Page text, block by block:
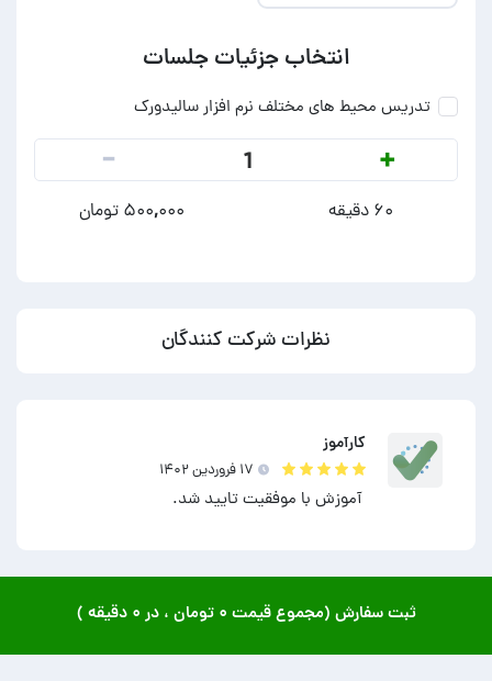
انتخاب جزئیات جلسات
تدریس محیط های مختلف نرم افزار سالیدورک
+
1
-
۶۰ دقیقه ۵۰۰,۰۰۰ تومان
نظرات شرکت کنندگان
کارآموز
۱۷ فروردين ۱۴۰۲
آموزش با موفقیت تایید شد.
ثبت سفارش (مجموع قیمت ۰ تومان ، در ۰ دقیقه )